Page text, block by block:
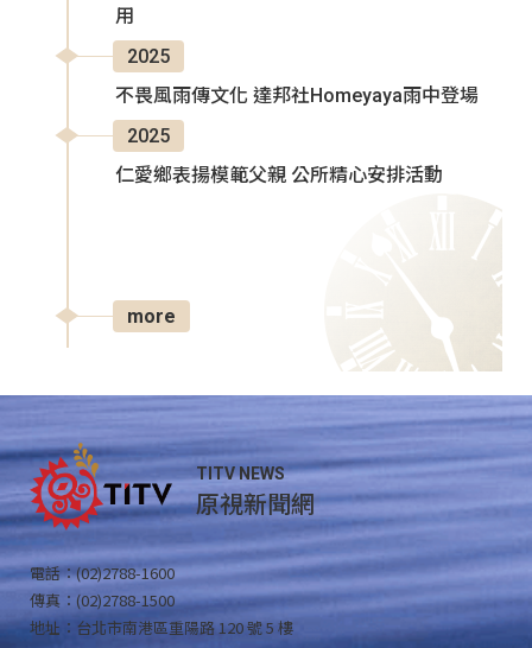
用
2025
不畏風雨傳文化 達邦社Homeyaya雨中登場
2025
仁愛鄉表揚模範父親 公所精心安排活動
more
TITV NEWS
原視新聞網
電話：(02)2788-1600
傳真：(02)2788-1500
地址：台北市南港區重陽路 120 號 5 樓